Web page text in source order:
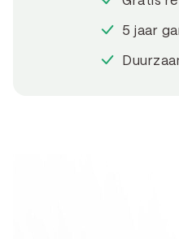
5 jaar